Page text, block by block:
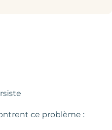
ce problème :